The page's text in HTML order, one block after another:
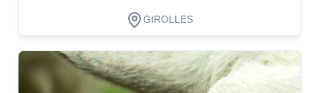
GIROLLES
Dégustation